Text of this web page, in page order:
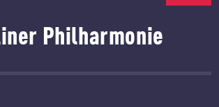
Philharmonie